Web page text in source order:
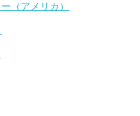
（アメリカ）